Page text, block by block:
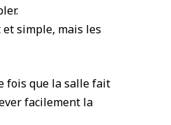
et simple, mais les
fois que la salle fait
facilement la